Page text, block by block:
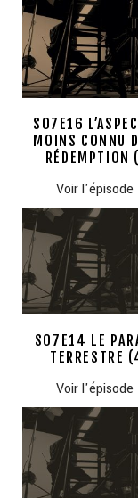
S07E16
MOINS CONNU
RÉDEMPTION
Voir l'épisode
S07E14 LE
TERRESTRE
Voir l'épisode